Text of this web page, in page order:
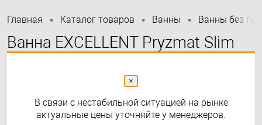
Главная • Каталог товаров • Bанны • Ванны без
Ванна EXCELLENT Pryzmat Slim
×
В связи с нестабильной ситуацией на рынке
актуальные цены уточняйте у менеджеров.